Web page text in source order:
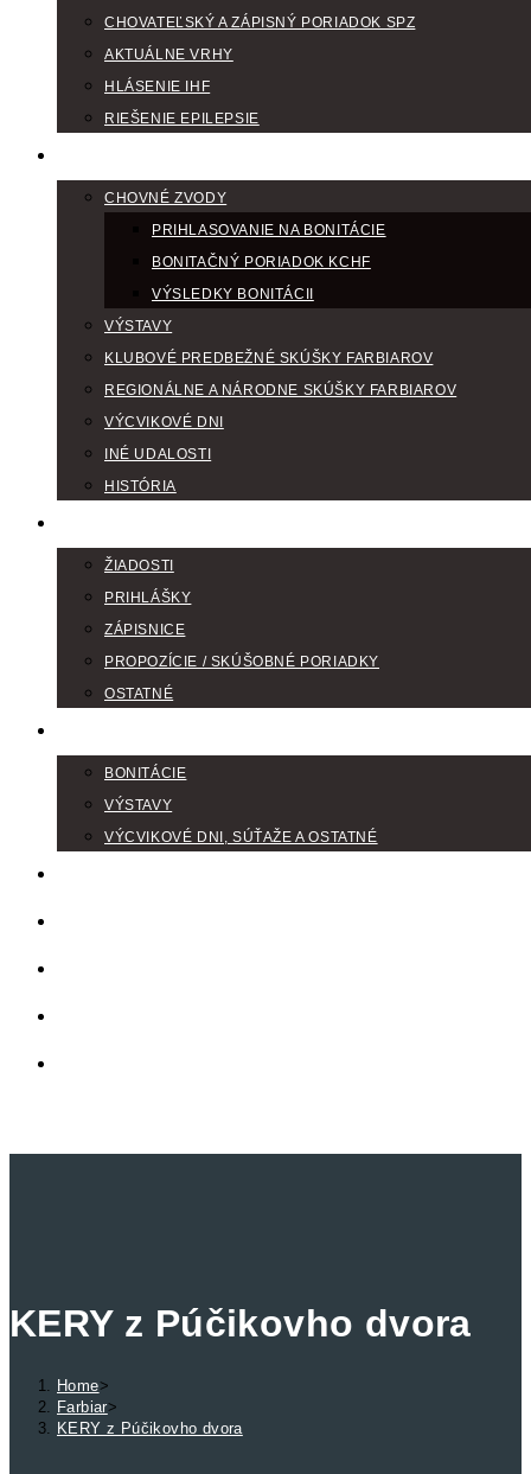
CHOVATEĽSKÝ A ZÁPISNÝ PORIADOK SPZ
AKTUÁLNE VRHY
HLÁSENIE IHF
RIEŠENIE EPILEPSIE
CHOVNÉ ZVODY
PRIHLASOVANIE NA BONITÁCIE
BONITAČNÝ PORIADOK KCHF
VÝSLEDKY BONITÁCII
VÝSTAVY
KLUBOVÉ PREDBEŽNÉ SKÚŠKY FARBIAROV
REGIONÁLNE A NÁRODNE SKÚŠKY FARBIAROV
VÝCVIKOVÉ DNI
INÉ UDALOSTI
HISTÓRIA
ŽIADOSTI
PRIHLÁŠKY
ZÁPISNICE
PROPOZÍCIE / SKÚŠOBNÉ PORIADKY
OSTATNÉ
BONITÁCIE
VÝSTAVY
VÝCVIKOVÉ DNI, SÚŤAŽE A OSTATNÉ
KERY z Púčikovho dvora
Home>
Farbiar>
KERY z Púčikovho dvora